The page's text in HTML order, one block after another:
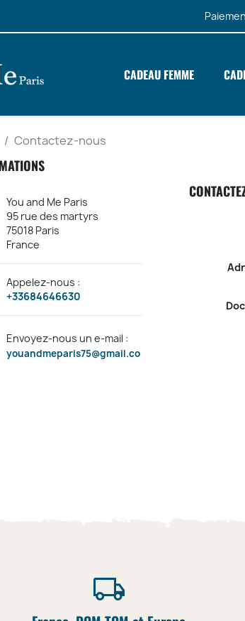
CADEAU FEMME
Contactez-nous
You and Me Paris
95 rue des martyrs
75018 Paris
France
Appelez-nous :
+33684646630
Envoyez-nous un e-mail :
youandmeparis75@gmail.co